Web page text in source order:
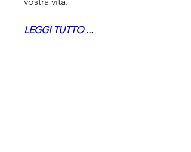
LEGGI TUTTO ...